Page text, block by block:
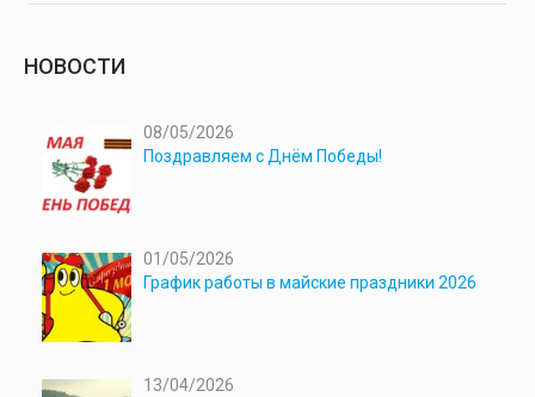
НОВОСТИ
08/05/2026
Поздравляем с Днём Победы!
01/05/2026
График работы в майские праздники 2026
13/04/2026